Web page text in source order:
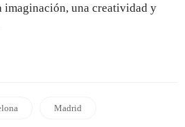
imaginación, una creatividad y
Madrid